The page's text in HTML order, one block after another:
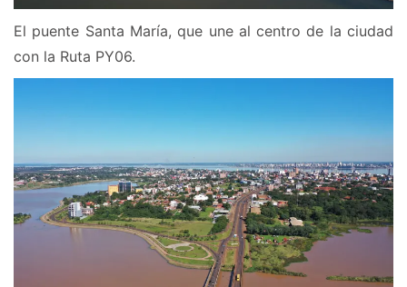
El puente Santa María, que une al centro de la ciudad
con la Ruta PY06.